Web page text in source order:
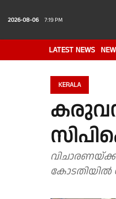
2026-08-06 7:19 PM
LATEST NEWS
KERALA
കോടതിയിൽ